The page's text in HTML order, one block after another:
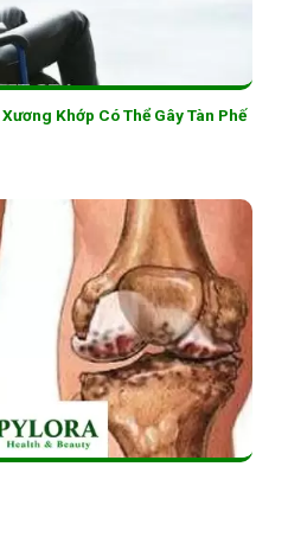
Khớp Có Thể Gây Tàn Phế